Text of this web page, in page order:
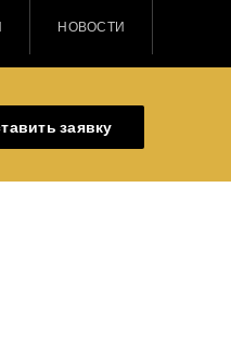
НОВОСТИ
заявку